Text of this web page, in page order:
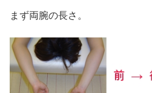
まず両腕の長さ。